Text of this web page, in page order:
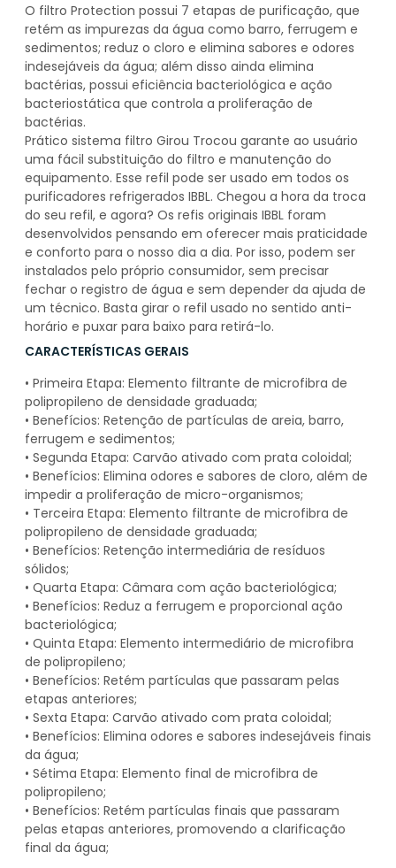
O filtro Protection possui 7 etapas de purificação, que
retém as impurezas da água como barro, ferrugem e
sedimentos; reduz o cloro e elimina sabores e odores
indesejáveis da água; além disso ainda elimina
bactérias, possui eficiência bacteriológica e ação
bacteriostática que controla a proliferação de
bactérias.
Prático sistema filtro Girou Trocou garante ao usuário
uma fácil substituição do filtro e manutenção do
equipamento. Esse refil pode ser usado em todos os
purificadores refrigerados IBBL. Chegou a hora da troca
do seu refil, e agora? Os refis originais IBBL foram
desenvolvidos pensando em oferecer mais praticidade
e conforto para o nosso dia a dia. Por isso, podem ser
instalados pelo próprio consumidor, sem precisar
fechar o registro de água e sem depender da ajuda de
um técnico. Basta girar o refil usado no sentido anti-
horário e puxar para baixo para retirá-lo.
CARACTERÍSTICAS GERAIS
• Primeira Etapa: Elemento filtrante de microfibra de
polipropileno de densidade graduada;
• Benefícios: Retenção de partículas de areia, barro,
ferrugem e sedimentos;
• Segunda Etapa: Carvão ativado com prata coloidal;
• Benefícios: Elimina odores e sabores de cloro, além de
impedir a proliferação de micro-organismos;
• Terceira Etapa: Elemento filtrante de microfibra de
polipropileno de densidade graduada;
• Benefícios: Retenção intermediária de resíduos
sólidos;
• Quarta Etapa: Câmara com ação bacteriológica;
• Benefícios: Reduz a ferrugem e proporcional ação
bacteriológica;
• Quinta Etapa: Elemento intermediário de microfibra
de polipropileno;
• Benefícios: Retém partículas que passaram pelas
etapas anteriores;
• Sexta Etapa: Carvão ativado com prata coloidal;
• Benefícios: Elimina odores e sabores indesejáveis finais
da água;
• Sétima Etapa: Elemento final de microfibra de
polipropileno;
• Benefícios: Retém partículas finais que passaram
pelas etapas anteriores, promovendo a clarificação
final da água;